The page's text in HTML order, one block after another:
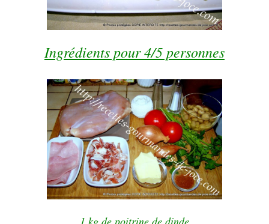
Ingrédients pour 4/5 personnes